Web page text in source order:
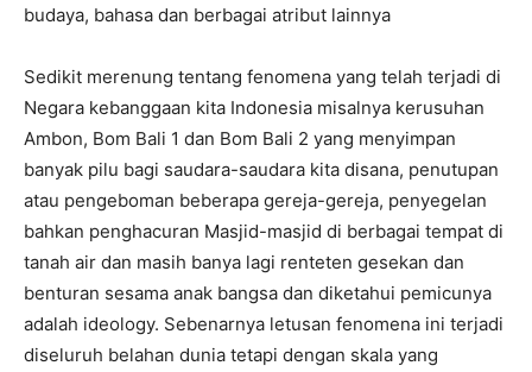
budaya, bahasa dan berbagai atribut lainnya
Sedikit merenung tentang fenomena yang telah terjadi di
Negara kebanggaan kita Indonesia misalnya kerusuhan
Ambon, Bom Bali 1 dan Bom Bali 2 yang menyimpan
banyak pilu bagi saudara-saudara kita disana, penutupan
atau pengeboman beberapa gereja-gereja, penyegelan
bahkan penghacuran Masjid-masjid di berbagai tempat di
tanah air dan masih banya lagi renteten gesekan dan
benturan sesama anak bangsa dan diketahui pemicunya
adalah ideology. Sebenarnya letusan fenomena ini terjadi
diseluruh belahan dunia tetapi dengan skala yang